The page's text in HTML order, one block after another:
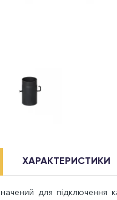
ХАРАКТЕРИСТИКИ
для підключення